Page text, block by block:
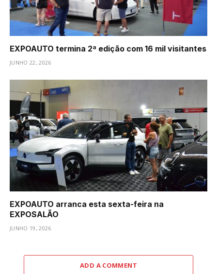
EXPOAUTO termina 2ª edição com 16 mil visitantes
JUNHO 22, 2026
EXPOAUTO arranca esta sexta-feira na
EXPOSALÃO
JUNHO 19, 2026
ADD A COMMENT